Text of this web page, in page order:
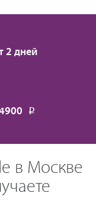
2 дней
Р
в Москве